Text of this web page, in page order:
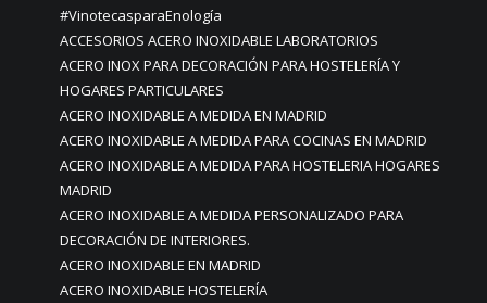
#VinotecasparaEnología
ACCESORIOS ACERO INOXIDABLE LABORATORIOS
ACERO INOX PARA DECORACIÓN PARA HOSTELERÍA Y
HOGARES PARTICULARES
ACERO INOXIDABLE A MEDIDA EN MADRID
ACERO INOXIDABLE A MEDIDA PARA COCINAS EN MADRID
ACERO INOXIDABLE A MEDIDA PARA HOSTELERIA HOGARES
MADRID
ACERO INOXIDABLE A MEDIDA PERSONALIZADO PARA
DECORACIÓN DE INTERIORES.
ACERO INOXIDABLE EN MADRID
ACERO INOXIDABLE HOSTELERÍA